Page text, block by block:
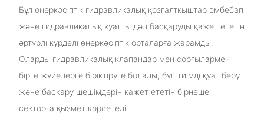
Бұл өнеркәсіптік гидравликалық қозғалтқыштар әмбебап
және гидравликалық қуатты дәл басқаруды қажет ететін
әртүрлі күрделі өнеркәсіптік орталарға жарамды.
Оларды гидравликалық клапандар мен сорғылармен
бірге жүйелерге біріктіруге болады, бұл тиімді қуат беру
және басқару шешімдерін қажет ететін бірнеше
секторға қызмет көрсетеді.
---